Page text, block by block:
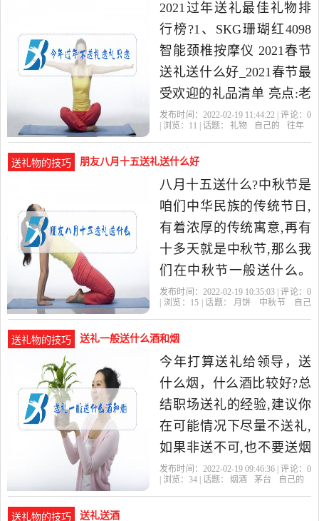
2021过年送礼最佳礼物排
行榜?1、SKG珊瑚红4098
智能颈椎按摩仪 2021春节
送礼送什么好_2021春节最
受欢迎的礼品清单 亮点:老
人、小孩都能用,不挑对象,
发布时间：2022-02-19 11:44:22 | 评论： 0
| 浏览： 11 | 话题： 礼物 自己的 往年
送礼物的技巧 朋友八月十五送礼送什么好
八月十五送什么?中秋节是
咱们中华民族的传统节日,
有着浓厚的传统寓意,再有
十多天就是中秋节,那么我
们在中秋节一般送什么。
八月十五送礼六样礼都送
发布时间：2022-02-19 10:35:03 | 评论： 0
| 浏览： 15 | 话题： 月饼 中秋节
自己
送礼物的技巧 送礼一般送什么酒和烟
今年打算送礼给领导，送
什么烟，什么酒比较好?总
结职场送礼的经验,建议你
在可能情况下尽量不送礼,
如果非送不可,也不要送烟
酒。因为一是烟酒的稀缺
发布时间：2022-02-19 09:46:36 | 评论： 0
| 浏览： 34 | 话题： 烟酒 茅台 自己的
送礼物的技巧 送礼送酒